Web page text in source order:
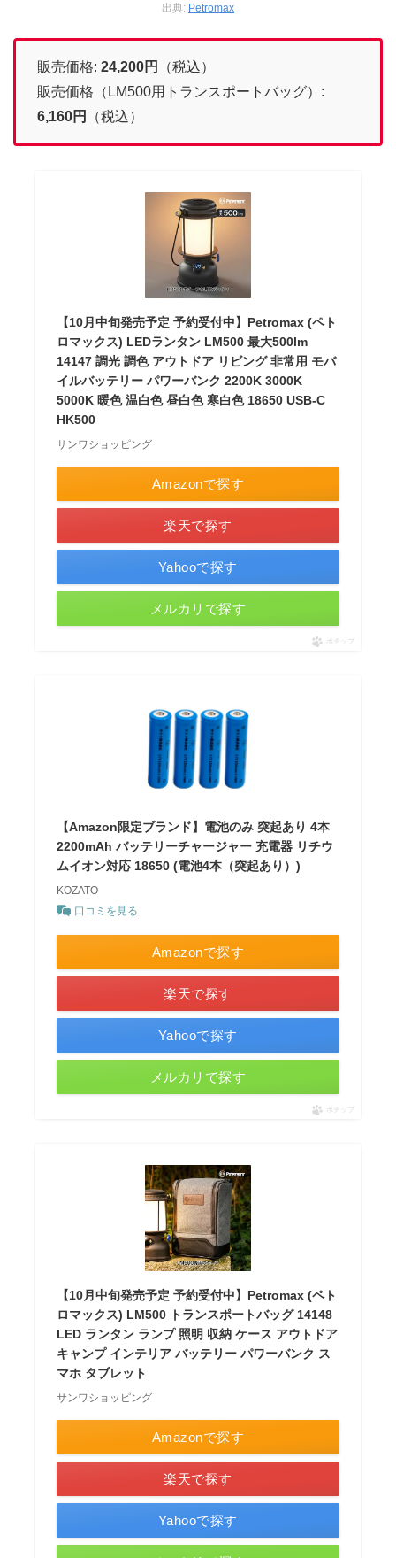
出典: Petromax
販売価格: 24,200円
（税込）
販売価格（LM500用トランスポートバッグ）:
6,160円 （税込）
【10月中旬発売予定 予約受付中】Petromax (ペト
ロマックス) LEDランタン LM500 最大500lm
14147 調光 調色 アウトドア リビング 非常用 モバ
イルバッテリー パワーバンク 2200K 3000K
5000K 暖色 温白色 昼白色 寒白色 18650 USB-C
HK500
サンワショッピング
Amazonで探す
楽天で探す
Yahooで探す
メルカリで探す
ポチップ
【Amazon限定ブランド】電池のみ 突起あり 4本
2200mAh バッテリーチャージャー 充電器 リチウ
ムイオン対応 18650 (電池4本（突起あり）)
KOZATO
口コミを見る
Amazonで探す
楽天で探す
Yahooで探す
メルカリで探す
ポチップ
【10月中旬発売予定 予約受付中】Petromax (ペト
ロマックス) LM500 トランスポートバッグ 14148
LED ランタン ランプ 照明 収納 ケース アウトドア
キャンプ インテリア バッテリー パワーバンク ス
マホ タブレット
サンワショッピング
Amazonで探す
楽天で探す
Yahooで探す